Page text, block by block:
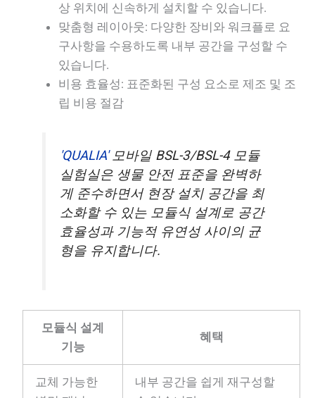
상 위치에 신속하게 설치할 수 있습니다.
맞춤형 레이아웃: 다양한 장비와 워크플로 요
구사항을 수용하도록 내부 공간을 구성할 수
있습니다.
비용 효율성: 표준화된 구성 요소로 제조 및 조
립 비용 절감
'QUALIA'모바일 BSL-3/BSL-4 모듈
실험실은 생물 안전 표준을 완벽하
게 준수하면서 현장 설치 공간을 최
소화할 수 있는 모듈식 설계로 공간
효율성과 기능적 유연성 사이의 균
형을 유지합니다.
모듈식 설계
기능
혜택
교체 가능한
내부 공간을 쉽게 재구성할